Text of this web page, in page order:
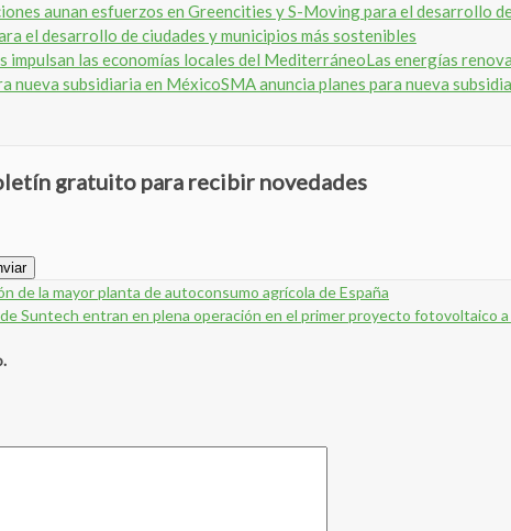
el desarrollo de ciudades y municipios más sostenibles
Las energías
SMA anuncia planes para nueva
gratuito para recibir novedades
de la mayor planta de autoconsumo agrícola de España
Suntech entran en plena operación en el primer proyecto fotovoltaico